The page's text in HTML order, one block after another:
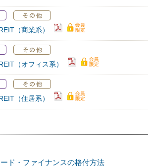
（商業系）
（オフィス系）
（住居系）
ド・ファイナンスの格付方法